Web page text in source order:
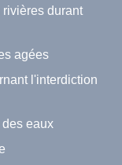
durant
agées
l'interdiction
eaux